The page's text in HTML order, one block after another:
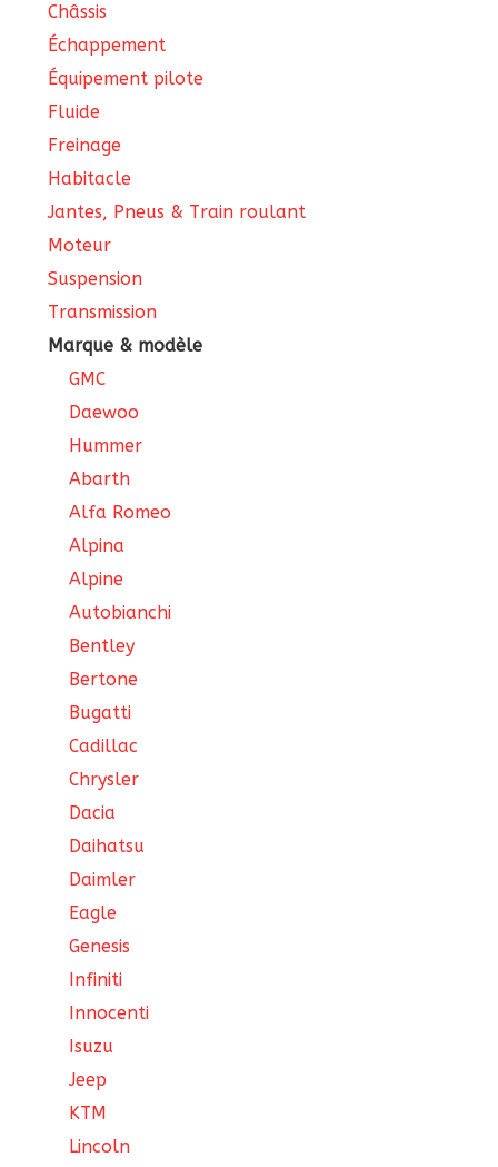
Châssis
Échappement
Équipement pilote
Fluide
Freinage
Habitacle
Jantes, Pneus & Train roulant
Moteur
Suspension
Transmission
Marque & modèle
GMC
Daewoo
Hummer
Abarth
Alfa Romeo
Alpina
Alpine
Autobianchi
Bentley
Bertone
Bugatti
Cadillac
Chrysler
Dacia
Daihatsu
Daimler
Eagle
Genesis
Infiniti
Innocenti
Isuzu
Jeep
KTM
Lincoln